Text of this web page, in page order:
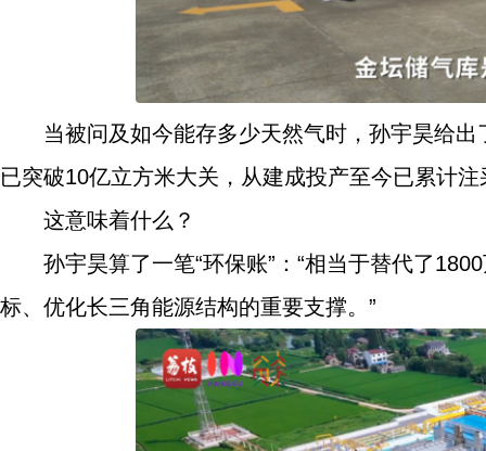
当被问及如今能存多少天然气时，孙宇昊给
已突破10亿立方米大关，从建成投产至今已累计
这意味着什么？
孙宇昊算了一笔“环保账”：“相当于替代了
标、优化长三角能源结构的重要支撑。”